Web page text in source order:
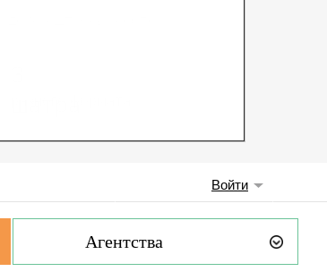
Войти
Агентства